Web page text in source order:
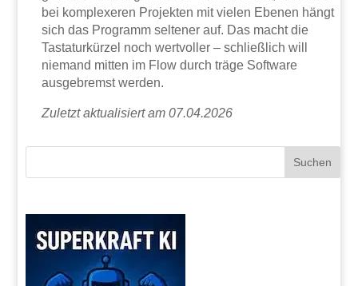
bei komplexeren Projekten mit vielen Ebenen hängt
sich das Programm seltener auf. Das macht die
Tastaturkürzel noch wertvoller – schließlich will
niemand mitten im Flow durch träge Software
ausgebremst werden.
Zuletzt aktualisiert am 07.04.2026